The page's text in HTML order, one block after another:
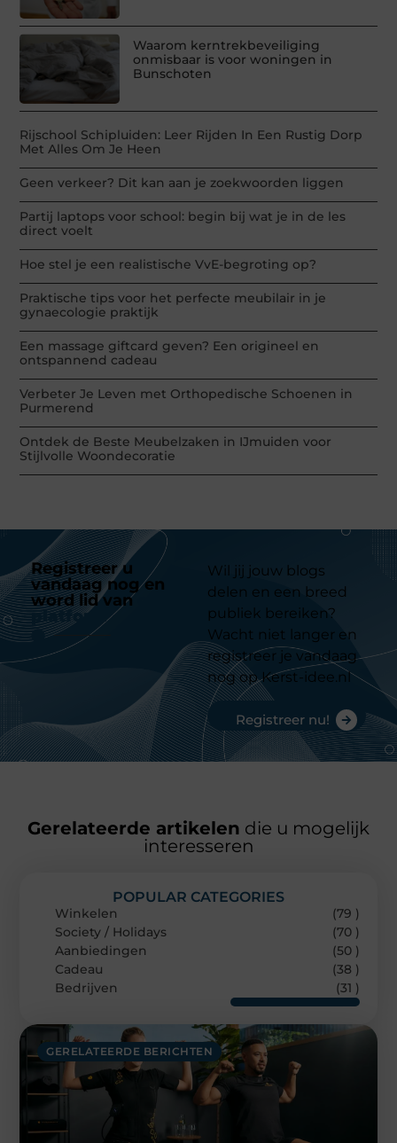
Waarom kerntrekbeveiliging
onmisbaar is voor woningen in
Bunschoten
Rijschool Schipluiden: Leer Rijden In Een Rustig Dorp
Met Alles Om Je Heen
Geen verkeer? Dit kan aan je zoekwoorden liggen
Partij laptops voor school: begin bij wat je in de les
direct voelt
Hoe stel je een realistische VvE-begroting op?
Praktische tips voor het perfecte meubilair in je
gynaecologie praktijk
Een massage giftcard geven? Een origineel en
ontspannend cadeau
Verbeter Je Leven met Orthopedische Schoenen in
Purmerend
Ontdek de Beste Meubelzaken in IJmuiden voor
Stijlvolle Woondecoratie
Registreer u
vandaag nog en
word lid van
platform
Wil jij jouw blogs
delen en een breed
publiek bereiken?
Wacht niet langer en
registreer je vandaag
nog op Kerst-idee.nl
Registreer nu!
Gerelateerde artikelen die u mogelijk
interesseren
GERELATEERDE BERICHTEN
POPULAR CATEGORIES
Winkelen
(79 )
Society / Holidays
(70 )
Aanbiedingen
(50 )
Cadeau
(38 )
Bedrijven
(31 )